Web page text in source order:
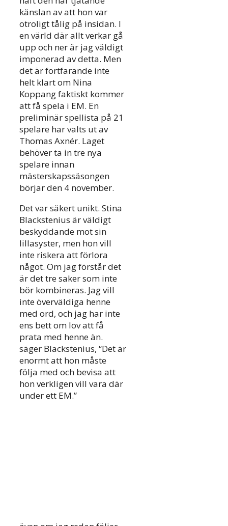
känslan av att hon var
otroligt tålig på insidan. I
en värld där allt verkar gå
upp och ner är jag väldigt
imponerad av detta. Men
det är fortfarande inte
helt klart om Nina
Koppang faktiskt kommer
att få spela i EM. En
preliminär spellista på 21
spelare har valts ut av
Thomas Axnér. Laget
behöver ta in tre nya
spelare innan
mästerskapssäsongen
börjar den 4 november.
Det var säkert unikt. Stina
Blackstenius är väldigt
beskyddande mot sin
lillasyster, men hon vill
inte riskera att förlora
något. Om jag förstår det
är det tre saker som inte
bör kombineras. Jag vill
inte överväldiga henne
med ord, och jag har inte
ens bett om lov att få
prata med henne än.
säger Blackstenius, “Det är
enormt att hon måste
följa med och bevisa att
hon verkligen vill vara där
under ett EM.”